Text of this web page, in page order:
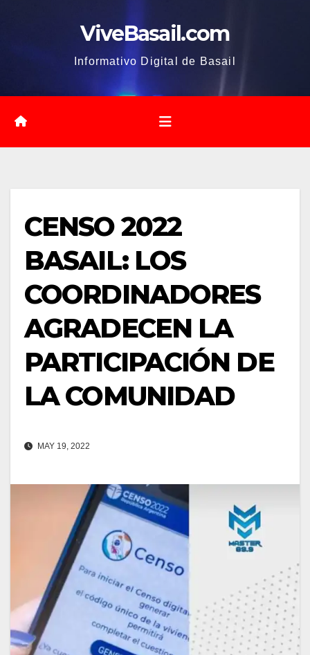
ViveBasail.com
Informativo Digital de Basail
CENSO 2022
BASAIL: LOS
COORDINADORES
AGRADECEN LA
PARTICIPACIÓN DE
LA COMUNIDAD
MAY 19, 2022